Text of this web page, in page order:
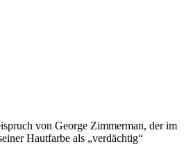
von George Zimmerman, der im
Hautfarbe als „verdächtig“